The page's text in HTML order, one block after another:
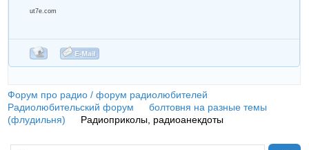
ut7e.com
Форум про радио / форум радиолюбителей
Радиолюбительский форум
болтовня на разные темы
(флудильня)
Радиоприколы, радиоанекдоты